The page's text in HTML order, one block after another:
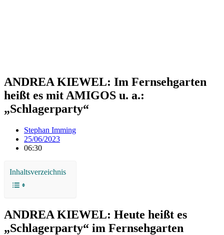
ANDREA KIEWEL: Im Fernsehgarten
heißt es mit AMIGOS u. a.:
„Schlagerparty“
Stephan Imming
25/06/2023
06:30
Inhaltsverzeichnis
ANDREA KIEWEL: Heute heißt es
„Schlagerparty“ im Fernsehgarten